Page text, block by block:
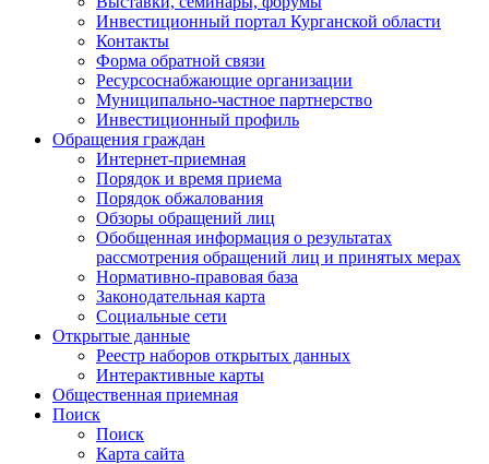
Инвестиционный портал Курганской области
Контакты
Форма обратной связи
Ресурсоснабжающие организации
Муниципально-частное партнерство
Инвестиционный профиль
Обращения граждан
Интернет-приемная
Порядок и время приема
Порядок обжалования
Обзоры обращений лиц
Обобщенная информация о результатах
рассмотрения обращений лиц и принятых мерах
Нормативно-правовая база
Законодательная карта
Социальные сети
Открытые данные
Реестр наборов открытых данных
Интерактивные карты
Общественная приемная
Поиск
Поиск
Карта сайта